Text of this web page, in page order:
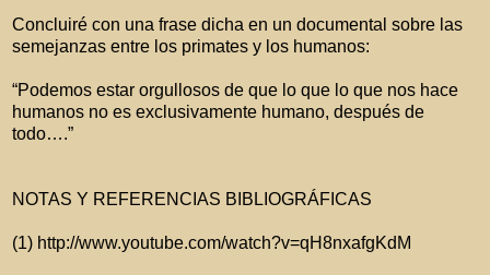
Concluiré con una frase dicha en un documental sobre las
semejanzas entre los primates y los humanos:
“Podemos estar orgullosos de que lo que lo que nos hace
humanos no es exclusivamente humano, después de
todo….”
NOTAS Y REFERENCIAS BIBLIOGRÁFICAS
(1) http://www.youtube.com/watch?v=qH8nxafgKdM